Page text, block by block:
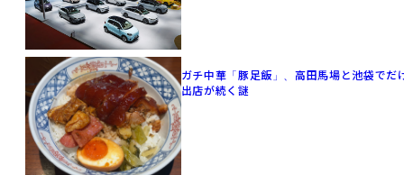
ガチ中華「豚足飯」、高田馬場と池袋でだ
出店が続く謎